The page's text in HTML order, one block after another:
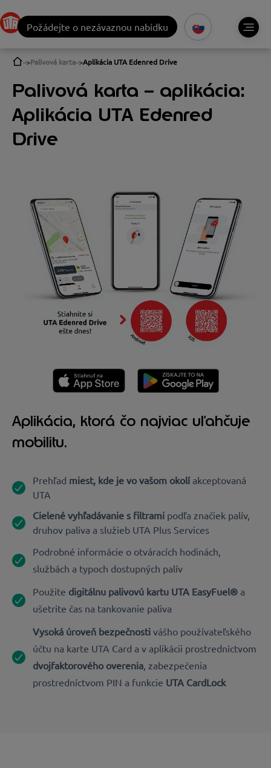
Požádejte o nezávaznou nabídku
Palivová karta Aplikácia UTA Edenred Drive
Palivová karta – aplikácia:
Aplikácia UTA Edenred
Drive
Aplikácia, ktorá čo najviac uľahčuje
mobilitu.
Prehľad miest, kde je vo vašom okolíakceptovaná
UTA
Cielené vyhľadávanie s filtrami podľa značiek palív,
druhov paliva a služieb UTA Plus Services
Podrobné informácie o otváracích hodinách,
službách a typoch dostupných palív
Použite digitálnu palivovú kartu UTA EasyFuel® a
ušetrite čas na tankovanie paliva
Vysoká úroveň bezpečnosti vášho používateľského
účtu na karte UTA Card a v aplikácii prostredníctvom
dvojfaktorového overenia , zabezpečenia
prostredníctvom PIN a funkcie UTA CardLock